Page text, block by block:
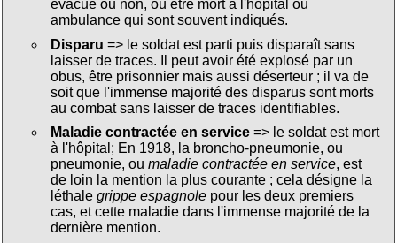
évacué ou non, ou être mort à l'hôpital ou
ambulance qui sont souvent indiqués.
Disparu => le soldat est parti puis disparaît sans
laisser de traces. Il peut avoir été explosé par un
obus, être prisonnier mais aussi déserteur ; il va de
soit que l'immense majorité des disparus sont morts
au combat sans laisser de traces identifiables.
Maladie contractée en service=> le soldat est mort
à l'hôpital; En 1918, la broncho-pneumonie, ou
pneumonie, ou maladie contractée en service, est
de loin la mention la plus courante ; cela désigne la
léthale grippe espagnolepour les deux premiers
cas, et cette maladie dans l'immense majorité de la
dernière mention.